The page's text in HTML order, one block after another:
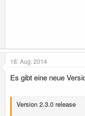
18. Aug. 2014
Es gibt eine neue
Version 2.3.0 release